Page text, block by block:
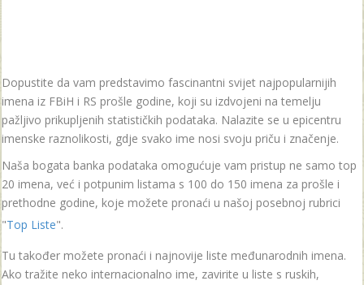
Dopustite da vam predstavimo fascinantni svijet najpopularnijih
imena iz FBiH i RS prošle godine, koji su izdvojeni na temelju
pažljivo prikupljenih statističkih podataka. Nalazite se u epicentru
imenske raznolikosti, gdje svako ime nosi svoju priču i značenje.
Naša bogata banka podataka omogućuje vam pristup ne samo top
20 imena, već i potpunim listama s 100 do 150 imena za prošle i
prethodne godine, koje možete pronaći u našoj posebnoj rubrici
"Top Liste".
Tu također možete pronaći i najnovije liste međunarodnih imena.
Ako tražite neko internacionalno ime, zavirite u liste s ruskih,